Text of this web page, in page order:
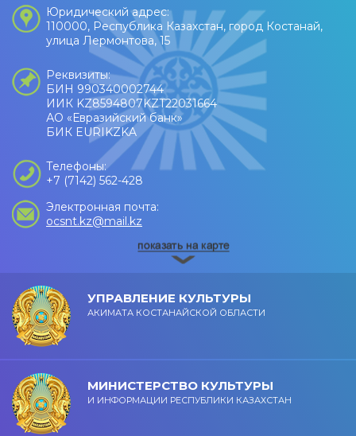
Юридический адрес:
110000, Республика Казахстан, город Костанай,
улица Лермонтова, 15
Реквизиты:
БИН 990340002744
ИИК KZ8594807KZT22031664
АО «Евразийский банк»
БИК EURIKZKA
Телефоны:
+7 (7142) 562-428
Электронная почта:
ocsnt.kz@mail.kz
УПРАВЛЕНИЕ КУЛЬТУРЫ
АКИМАТА КОСТАНАЙСКОЙ ОБЛАСТИ
МИНИСТЕРСТВО КУЛЬТУРЫ
И ИНФОРМАЦИИ РЕСПУБЛИКИ КАЗАХСТАН